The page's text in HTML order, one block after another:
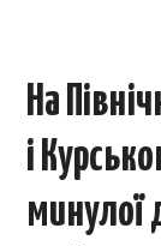
На
і
минулої